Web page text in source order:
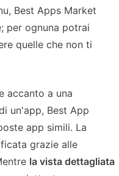
Best Apps Market
per ognuna potrai
quelle che non ti
accanto a una
un'app, Best App
app simili. La
grazie alle
la vista dettagliata